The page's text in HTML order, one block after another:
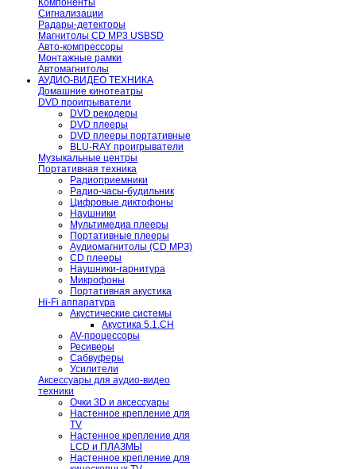
Компоненты
Сигнализации
Радары-детекторы
Магнитолы CD MP3 USBSD
Авто-компрессоры
Монтажные рамки
Автомагнитолы
АУДИО-ВИДЕО ТЕХНИКА
Домашние кинотеатры
DVD проигрыватели
DVD рекодеры
DVD плееры
DVD плееры портативные
BLU-RAY проигрыватели
Музыкальные центры
Портативная техника
Радиоприемники
Радио-часы-будильник
Цифровые диктофоны
Наушники
Мультимедиа плееры
Портативные плееры
Аудиомагнитолы (CD МРЗ)
CD плееры
Наушники-гарнитура
Микрофоны
Портативная акустика
Hi-Fi аппаратура
Акустические системы
Акустика 5.1.CH
AV-процессоры
Ресиверы
Сабвуферы
Усилители
Аксессуары для аудио-видео
техники
Очки 3D и аксессуары
Настенное крепление для
TV
Настенное крепление для
LCD и ПЛАЗМЫ
Настенное крепление для